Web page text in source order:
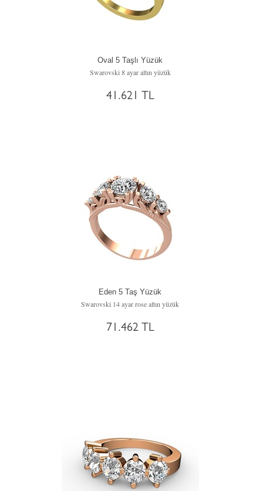
Oval 5 Taşlı Yüzük
Swarovski 8 ayar altın yüzük
41.621 TL
Eden 5 Taş Yüzük
Swarovski 14 ayar rose altın yüzük
71.462 TL